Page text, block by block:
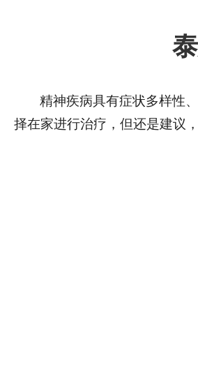
精神疾病具有症状多样性
择在家进行治疗，但还是建议